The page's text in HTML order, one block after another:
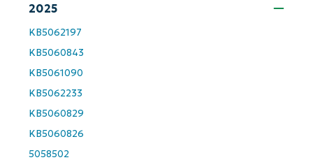
2025
KB5062197
KB5060843
KB5061090
KB5062233
KB5060829
KB5060826
5058502
Company